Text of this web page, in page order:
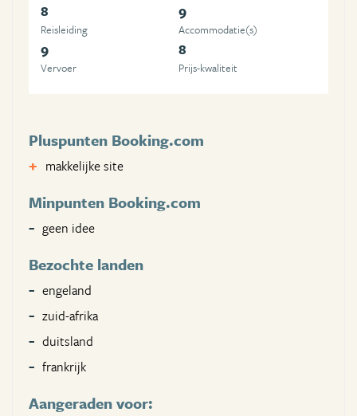
8
Reisleiding
9
Accommodatie(s)
9
Vervoer
8
Prijs-kwaliteit
Pluspunten Booking.com
makkelijke site
Minpunten Booking.com
geen idee
Bezochte landen
engeland
zuid-afrika
duitsland
frankrijk
Aangeraden voor: